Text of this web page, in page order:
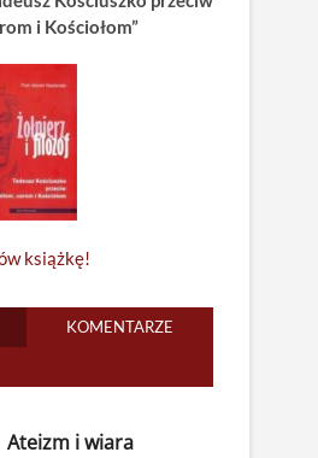
i Kościołom”
książkę!
KOMENTARZE
Ateizm i wiara